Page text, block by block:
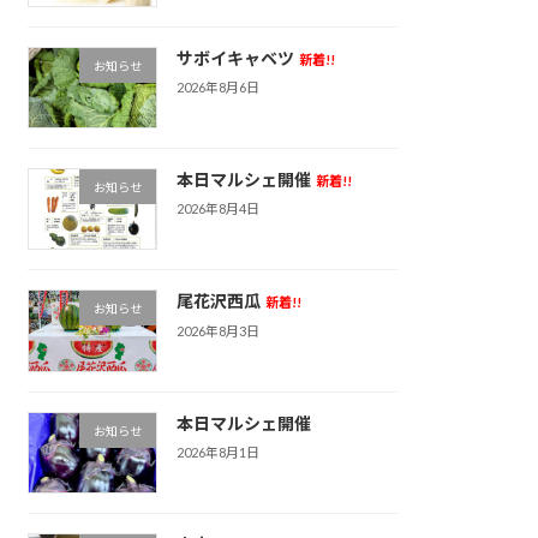
お知らせ サボイキャベツ 新着!!
2026年8月6日
お知らせ 本日マルシェ開催 新着!!
2026年8月4日
お知らせ 尾花沢西瓜 新着!!
2026年8月3日
お知らせ 本日マルシェ開催
2026年8月1日